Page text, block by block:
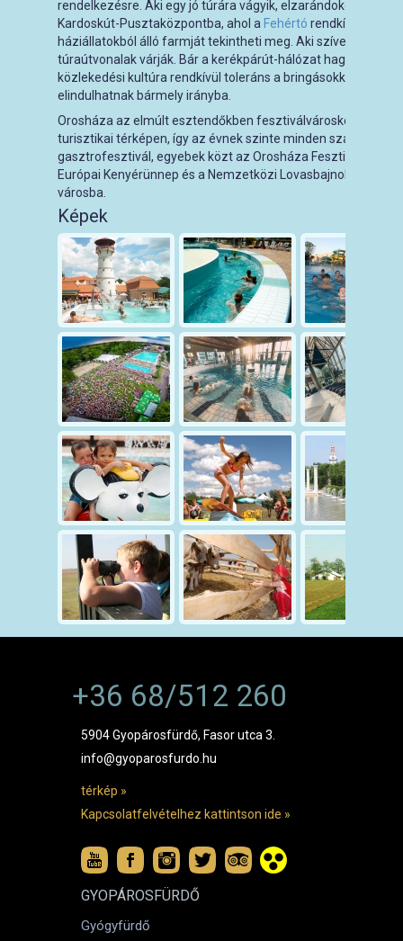
rendelkezésre. Aki egy jó túrára vágyik, elzarándokolhat a
Kardoskút-Pusztaközpontba, ahol a Fehértó rendkívül ritka
háziállatokból álló farmját tekintheti meg. Aki szívesebben
túraútvonalak várják. Bár a kerékpárút-hálózat hagy kívánni
közlekedési kultúra rendkívül toleráns a bringásokkal
elindulhatnak bármely irányba.
Orosháza az elmúlt esztendőkben fesztiválvárosként is
turisztikai térképen, így az évnek szinte minden szakára
gasztrofesztivál, egyebek közt az Orosháza Fesztivál, az
Európai Kenyérünnep és a Nemzetközi Lovasbajnokság
városba.
Képek
+36 68/512 260
5904 Gyopárosfürdő, Fasor utca 3.
info@gyoparosfurdo.hu
térkép »
Kapcsolatfelvételhez kattintson ide »
GYOPÁROSFÜRDŐ
Gyógyfürdő